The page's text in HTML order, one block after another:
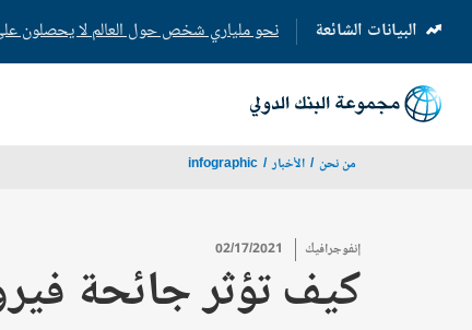
البيانات الشائعة نحو ملياري شخص حول العالم لا يحصلون
(opens
in
a
new
من نحن الأخبار infographic
إنفوجرافيك 02/17/2021
كيف تؤثر جائحة